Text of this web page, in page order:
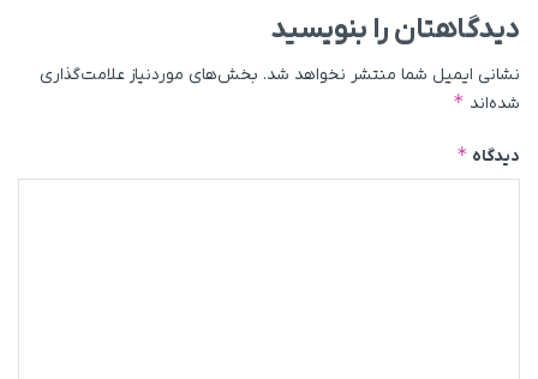
دیدگاهتان را بنویسید
نشانی ایمیل شما منتشر نخواهد شد. بخش‌های موردنیاز علامت‌گذاری
شده‌اند *
دیدگاه *